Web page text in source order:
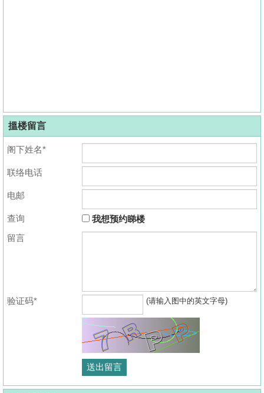
搵楼留言
阁下姓名*
联络电话
电邮
查询
我想预约睇楼
留言
验证码* (请输入图中的英文字母)